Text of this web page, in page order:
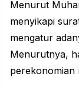
Menurut
menyikapi
mengatur
Menurutnya,
perekonomian